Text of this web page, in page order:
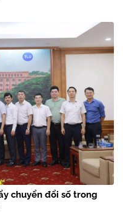
chuyển đổi số trong